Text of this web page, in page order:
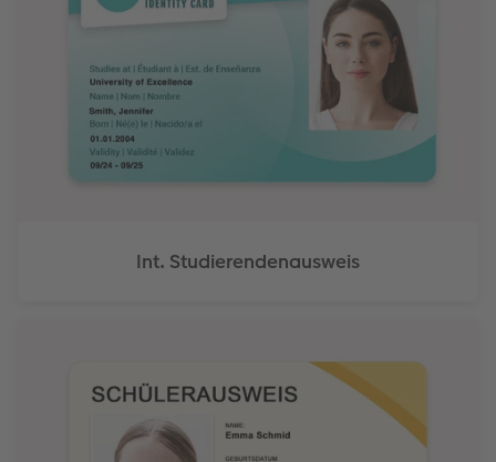
Int. Studierendenausweis